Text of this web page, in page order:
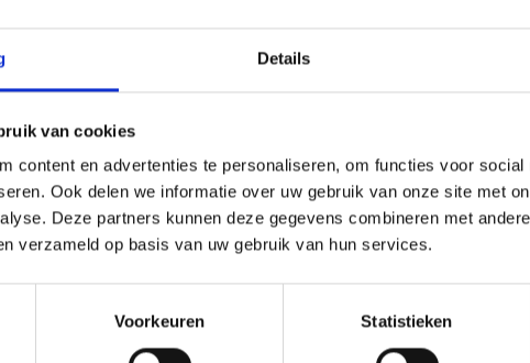
Details
van cookies
content en advertenties te personaliseren, om functies voor social
Ook delen we informatie over uw gebruik van onze site met
Deze partners kunnen deze gegevens combineren met
verzameld op basis van uw gebruik van hun services.
Voorkeuren Statistieken
VUURTOREN
R5636 26 X 35 CM
BORDUURPAKKET
18 X 19 CM
Économisez jusqu'à 50 %
offres limitées en vous inscrivant à notre
newsletter gratuite !
Oui, inscrivez-moi !